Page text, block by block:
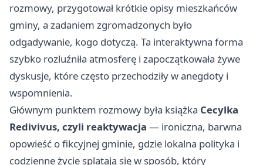
rozmowy, przygotował krótkie opisy mieszkańców
gminy, a zadaniem zgromadzonych było
odgadywanie, kogo dotyczą. Ta interaktywna forma
szybko rozluźniła atmosferę i zapoczątkowała żywe
dyskusje, które często przechodziły w anegdoty i
wspomnienia.
Głównym punktem rozmowy była książka Cecylka
Redivivus, czyli reaktywacja — ironiczna, barwna
opowieść o fikcyjnej gminie, gdzie lokalna polityka i
codzienne życie splatają się w sposób, który